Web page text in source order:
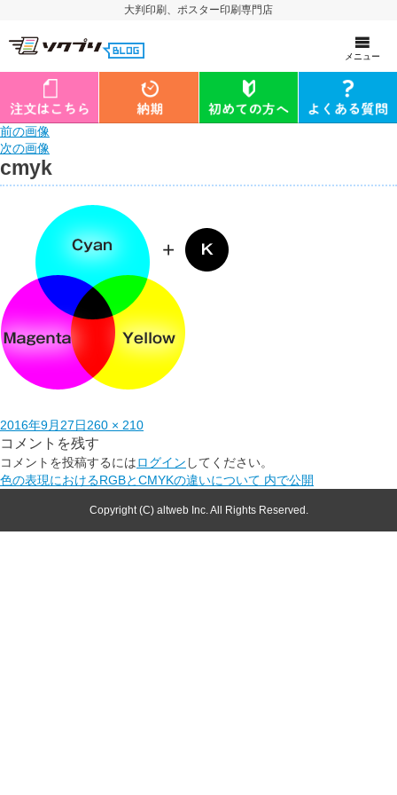
大判印刷、ポスター印刷専門店
メニュー
前の画像
次の画像
cmyk
2016年9月27日260 × 210
コメントを残す
コメントを投稿するにはログイン してください。
色の表現におけるRGBとCMYKの違いについて 内で公開
Copyright (C) altweb Inc. All Rights Reserved.